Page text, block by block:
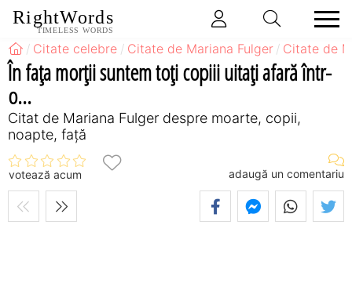
RightWords
TIMELESS WORDS
Citate celebre Citate de Mariana Fulger Citate de
În fața morții suntem toți copiii uitați afară într-
o...
Citat de Mariana Fulger despre moarte, copii,
noapte, față
votează acum adaugă un comentariu